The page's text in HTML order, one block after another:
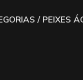
/ PEIXES